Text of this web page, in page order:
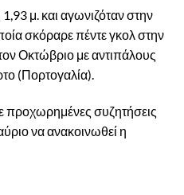
μ. και αγωνιζόταν στην
σκόραρε πέντε γκολ στην
Οκτώβριο με αντιπάλους
(Πορτογαλία).
προχωρημένες συζητήσεις
να ανακοινωθεί η